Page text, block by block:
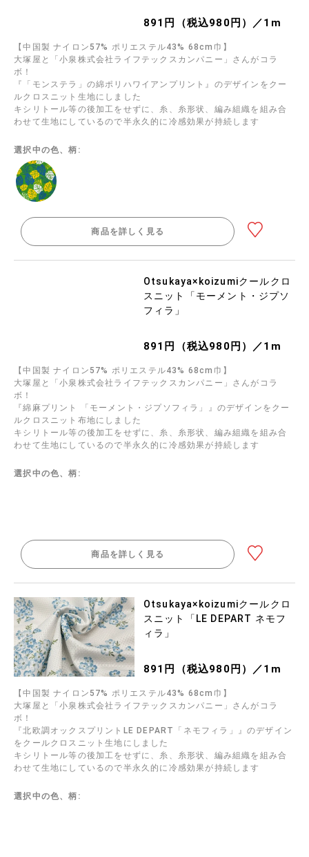
891円（税込980円）／1m
【中国製 ナイロン57% ポリエステル43% 68cm巾】
大塚屋と「小泉株式会社ライフテックスカンパニー」さんがコラ
ボ！
『「モンステラ」の綿ポリハワイアンプリント』のデザインをクー
ルクロスニット生地にしました
キシリトール等の後加工をせずに、糸、糸形状、編み組織を組み合
わせて生地にしているので半永久的に冷感効果が持続します
選択中の色、柄:
商品を詳しく見る
Otsukaya×koizumiクールクロ
スニット「モーメント・ジプソ
フィラ」
891円（税込980円）／1m
【中国製 ナイロン57% ポリエステル43% 68cm巾】
大塚屋と「小泉株式会社ライフテックスカンパニー」さんがコラ
ボ！
『綿麻プリント 「モーメント・ジプソフィラ」』のデザインをクー
ルクロスニット布地にしました
キシリトール等の後加工をせずに、糸、糸形状、編み組織を組み合
わせて生地にしているので半永久的に冷感効果が持続します
選択中の色、柄:
商品を詳しく見る
Otsukaya×koizumiクールクロ
スニット「LE DEPART ネモフ
ィラ」
891円（税込980円）／1m
【中国製 ナイロン57% ポリエステル43% 68cm巾】
大塚屋と「小泉株式会社ライフテックスカンパニー」さんがコラ
ボ！
『北欧調オックスプリントLE DEPART「ネモフィラ」』のデザイン
をクールクロスニット生地にしました
キシリトール等の後加工をせずに、糸、糸形状、編み組織を組み合
わせて生地にしているので半永久的に冷感効果が持続します
選択中の色、柄: